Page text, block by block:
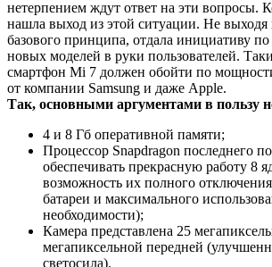
нетерпением ждут ответ на эти вопросы.
нашла выход из этой ситуации. Не выходя
базового принципа, отдала инициативу
новых моделей в руки пользователей.
смартфон Mi 7 должен обойти по
от компании Samsung и даже Apple.
Так, основными аргументами в пользу
4 и 8 Гб оперативной памяти;
Процессор Snapdragon последнего
обеспечивать прекрасную работу 8
возможность их полного
батареи и максимального
необходимости);
Камера представлена 25
мегапиксельной передней
светосила).